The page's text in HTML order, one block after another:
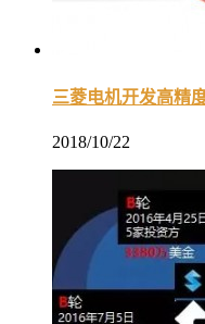
三菱电机开发高精
2018/10/22